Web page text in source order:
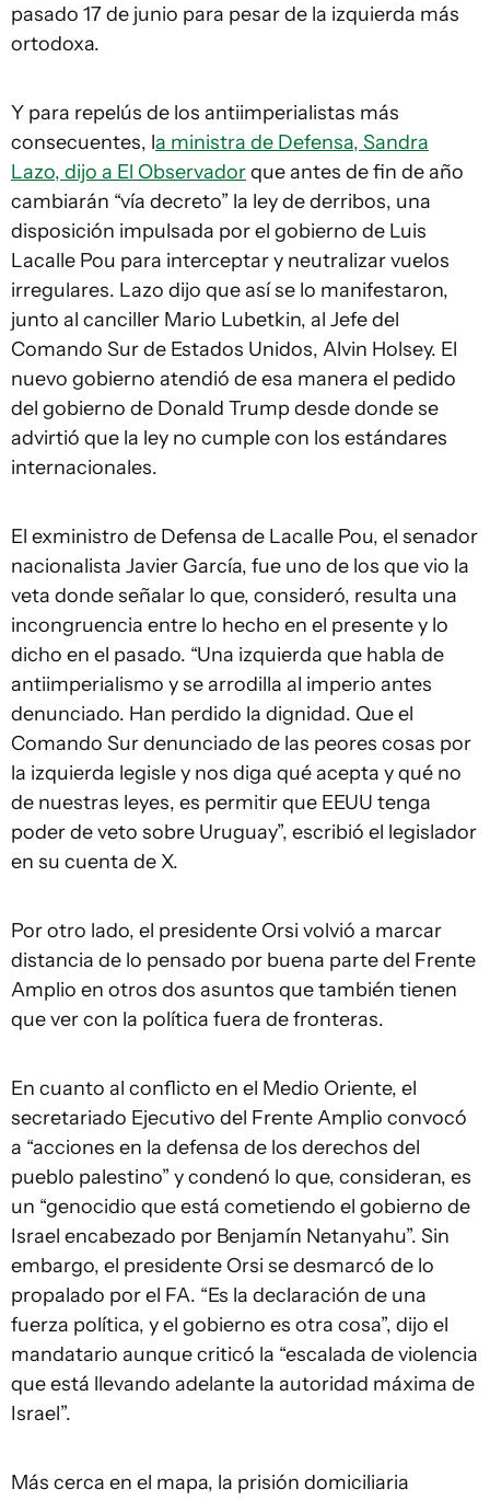
pasado 17 de junio para pesar de la izquierda más
ortodoxa.
Y para repelús de los antiimperialistas más
consecuentes, la ministra de Defensa, Sandra
Lazo, dijo a El Observadorque antes de fin de año
cambiarán “vía decreto” la ley de derribos, una
disposición impulsada por el gobierno de Luis
Lacalle Pou para interceptar y neutralizar vuelos
irregulares. Lazo dijo que así se lo manifestaron,
junto al canciller Mario Lubetkin, al Jefe del
Comando Sur de Estados Unidos, Alvin Holsey. El
nuevo gobierno atendió de esa manera el pedido
del gobierno de Donald Trump desde donde se
advirtió que la ley no cumple con los estándares
internacionales.
El exministro de Defensa de Lacalle Pou, el senador
nacionalista Javier García, fue uno de los que vio la
veta donde señalar lo que, consideró, resulta una
incongruencia entre lo hecho en el presente y lo
dicho en el pasado. “Una izquierda que habla de
antiimperialismo y se arrodilla al imperio antes
denunciado. Han perdido la dignidad. Que el
Comando Sur denunciado de las peores cosas por
la izquierda legisle y nos diga qué acepta y qué no
de nuestras leyes, es permitir que EEUU tenga
poder de veto sobre Uruguay”, escribió el legislador
en su cuenta de X.
Por otro lado, el presidente Orsi volvió a marcar
distancia de lo pensado por buena parte del Frente
Amplio en otros dos asuntos que también tienen
que ver con la política fuera de fronteras.
En cuanto al conflicto en el Medio Oriente, el
secretariado Ejecutivo del Frente Amplio convocó
a “acciones en la defensa de los derechos del
pueblo palestino” y condenó lo que, consideran, es
un “genocidio que está cometiendo el gobierno de
Israel encabezado por Benjamín Netanyahu”. Sin
embargo, el presidente Orsi se desmarcó de lo
propalado por el FA. “Es la declaración de una
fuerza política, y el gobierno es otra cosa”, dijo el
mandatario aunque criticó la “escalada de violencia
que está llevando adelante la autoridad máxima de
Israel”.
Más cerca en el mapa, la prisión domiciliaria